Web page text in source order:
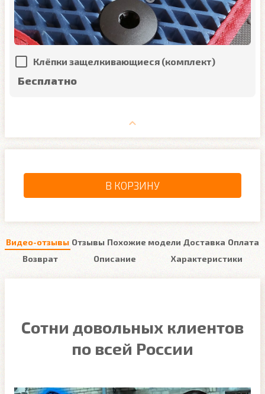
Клёпки защелкивающиеся (комплект)
Бесплатно
В КОРЗИНУ
Видео-отзывы Отзывы Похожие модели Доставка Оплата
Возврат
Описание Характеристики
Сотни довольных клиентов
по всей России